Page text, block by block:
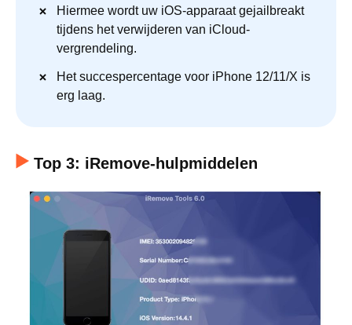
Hiermee wordt uw iOS-apparaat gejailbreakt
tijdens het verwijderen van iCloud-
vergrendeling.
Het succespercentage voor iPhone 12/11/X is
erg laag.
Top 3: iRemove-hulpmiddelen